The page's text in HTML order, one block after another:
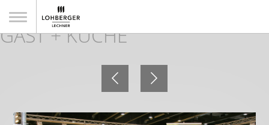
Es ist angerichtet für die 7.
GAST + KÜCHE